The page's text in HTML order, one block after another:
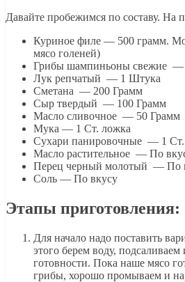
Давайте пробежимся по составу. На
Куриное филе — 500 грамм.
мясо голеней)
Грибы шампиньоны свежие —
Лук репчатый — 1 Штука
Сметана — 200 Грамм
Сыр твердый — 100 Грамм
Масло сливочное — 50 Грамм
Мука — 1 Ст. ложка
Сухари панировочные — 1 Ст.
Масло растительное — По
Перец черный молотый — По
Соль — По вкусу
Этапы приготовления:
Для начало надо поставить
этого берем воду,
готовности. Пока наше мясо
грибы, хорошо промываем и